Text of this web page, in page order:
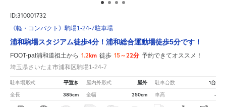
ID:310001732
《軽・コンパクト》駒場1-24-7駐車場
浦和駒場スタジアム徒歩4分！浦和総合運動場徒歩5分です！
FOOT-pal浦和道祖土から 1.2km 徒歩 15～22分 予約できてオススメ！
埼玉県さいたま市浦和区駒場1-24-7
駐車場形式 平置き 屋内外形式 屋外 駐車台数 1台
全長 385cm 全幅 250cm 車高 -